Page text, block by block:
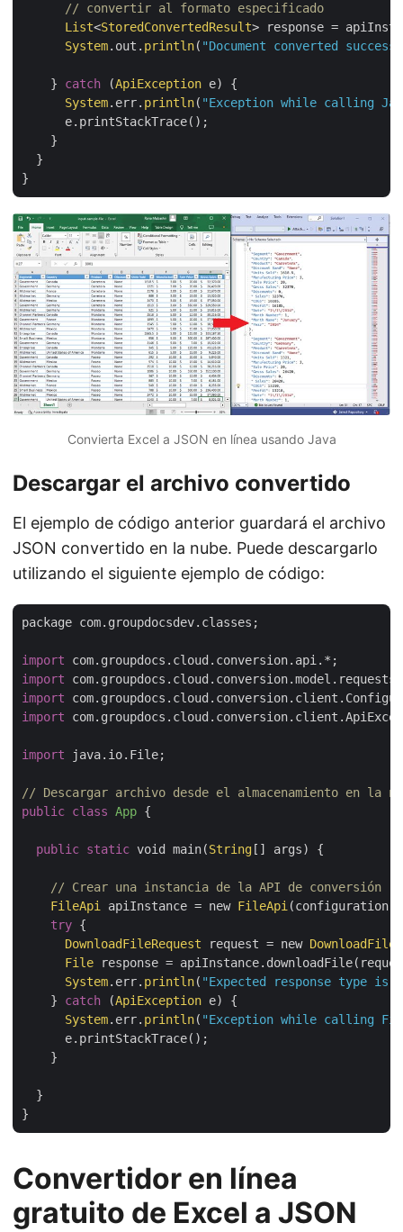
// convertir al formato especificado
List<StoredConvertedResult> response =
System.out. println( "Document converted
    }
catch (ApiException e) {
System.err. println( "Exception while calling
      e.printStackTrace();
    }
  }
Convierta Excel a JSON en línea usando Java
Descargar el archivo convertido
El ejemplo de código anterior guardará el archivo
JSON convertido en la nube. Puede descargarlo
utilizando el siguiente ejemplo de código:
package com.groupdocsdev.classes;
import
import
import
import
import java.io.File;
// Descargar archivo desde el almacenamiento en la
public class App {
public static void main(String [] args) {
// Crear una instancia de la API de
FileApi
apiInstance = new FileApi (configuration);
try {
DownloadFileRequest request = new
File response =
System.err. println( "Expected response type
    }
catch (ApiException e) {
System.err. println( "Exception while calling
      e.printStackTrace();
    }
  }
Convertidor en línea
gratuito de Excel a JSON